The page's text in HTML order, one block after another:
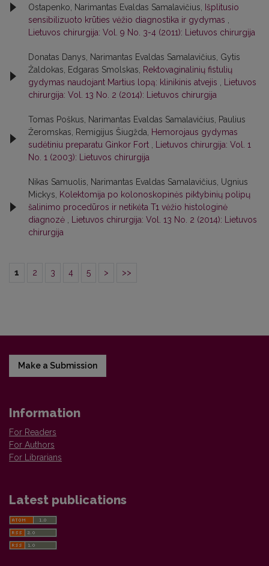
Ostapenko, Narimantas Evaldas Samalavičius,
Išplitusio
sensibilizuoto krūties vėžio diagnostika ir gydymas
Lietuvos chirurgija: Vol. 9 No. 3-4 (2011): Lietuvos chirurgija
Donatas Danys, Narimantas Evaldas Samalavičius, Gytis
Žaldokas, Edgaras Smolskas,
Rektovaginalinių fistulių
gydymas naudojant Martius lopą: klinikinis atvejis
Lietuvos
chirurgija: Vol. 13 No. 2 (2014): Lietuvos chirurgija
Tomas Poškus, Narimantas Evaldas Samalavičius, Paulius
Žeromskas, Remigijus Šiugžda,
Hemorojaus gydymas
sudėtiniu preparatu Ginkor Fort
Lietuvos chirurgija: Vol. 1
No. 1 (2003): Lietuvos chirurgija
Nikas Samuolis, Narimantas Evaldas Samalavičius, Ugnius
Mickys,
Kolektomija po kolonoskopinės piktybinių polipų
šalinimo procedūros ir netikėta T1 vėžio histologinė
diagnozė
Lietuvos chirurgija: Vol. 13 No. 2 (2014): Lietuvos
chirurgija
1 2 3 4 5 > >>
Make a Submission
Information
For Readers
For Authors
For Librarians
Latest publications